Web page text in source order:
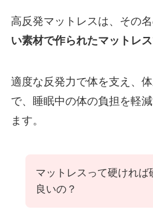
高反発マットレスは、その名
い素材で作られたマットレス
適度な反発力で体を支え、
で、睡眠中の体の負担を軽
ます。
マットレスって硬ければ
良いの？